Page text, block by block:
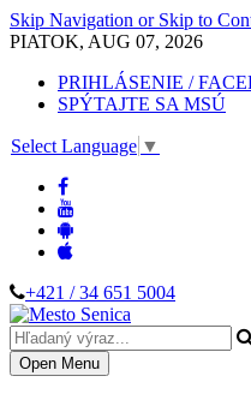
Skip Navigation or Skip to
PIATOK, AUG 07, 2026
PRIHLÁSENIE /
SPÝTAJTE SA MSÚ
Select Language ▼
+421 / 34 651 5004
Open Menu